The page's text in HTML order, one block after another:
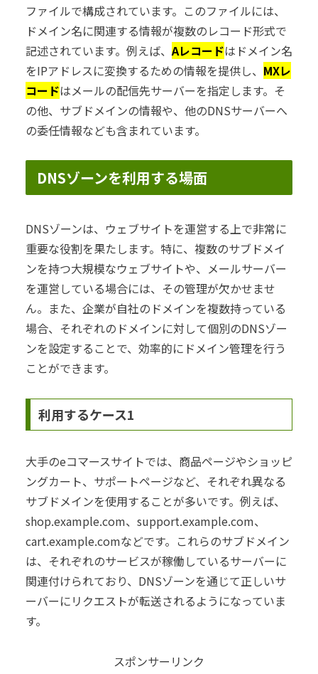
ファイルで構成されています。このファイルには、
ドメイン名に関連する情報が複数のレコード形式で
記述されています。例えば、 Aレコードはドメイン名
をIPアドレスに変換するための情報を提供し、 MXレ
コードはメールの配信先サーバーを指定します。そ
の他、サブドメインの情報や、他のDNSサーバーへ
の委任情報なども含まれています。
DNSゾーンを利用する場面
DNSゾーンは、ウェブサイトを運営する上で非常に
重要な役割を果たします。特に、複数のサブドメイ
ンを持つ大規模なウェブサイトや、メールサーバー
を運営している場合には、その管理が欠かせませ
ん。また、企業が自社のドメインを複数持っている
場合、それぞれのドメインに対して個別のDNSゾー
ンを設定することで、効率的にドメイン管理を行う
ことができます。
利用するケース1
大手のeコマースサイトでは、商品ページやショッピ
ングカート、サポートページなど、それぞれ異なる
サブドメインを使用することが多いです。例えば、
shop.example.com、support.example.com、
cart.example.comなどです。これらのサブドメイン
は、それぞれのサービスが稼働しているサーバーに
関連付けられており、DNSゾーンを通じて正しいサ
ーバーにリクエストが転送されるようになっていま
す。
スポンサーリンク